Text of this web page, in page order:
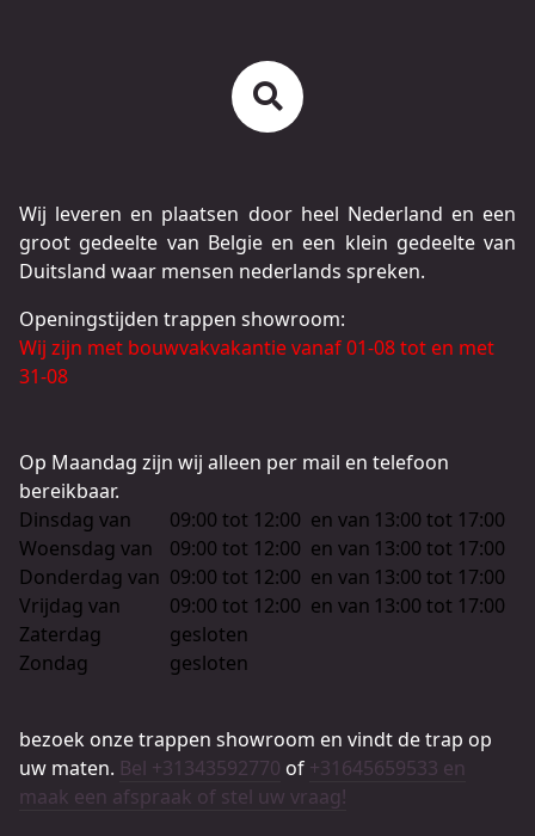
Wij leveren en plaatsen door heel Nederland en een
groot gedeelte van Belgie en een klein gedeelte van
Duitsland waar mensen nederlands spreken.
Openingstijden trappen showroom:
Wij zijn met bouwvakvakantie vanaf 01-08 tot en met
31-08
Op Maandag zijn wij alleen per mail en telefoon
bereikbaar.
Dinsdag van
09:00 tot 12:00 en van 13:00 tot 17:00
Woensdag van
09:00 tot 12:00 en van 13:00 tot 17:00
Donderdag van 09:00 tot 12:00 en van 13:00 tot 17:00
Vrijdag van
09:00 tot 12:00 en van 13:00 tot 17:00
Zaterdag
gesloten
Zondag
gesloten
bezoek onze trappen showroom en vindt de trap op
uw maten. Bel +31343592770 of +31645659533 en
maak een afspraak of stel uw vraag!